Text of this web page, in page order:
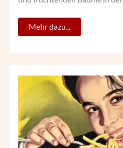
Mehr dazu...
MAKKARONI,
SPAGHETTI